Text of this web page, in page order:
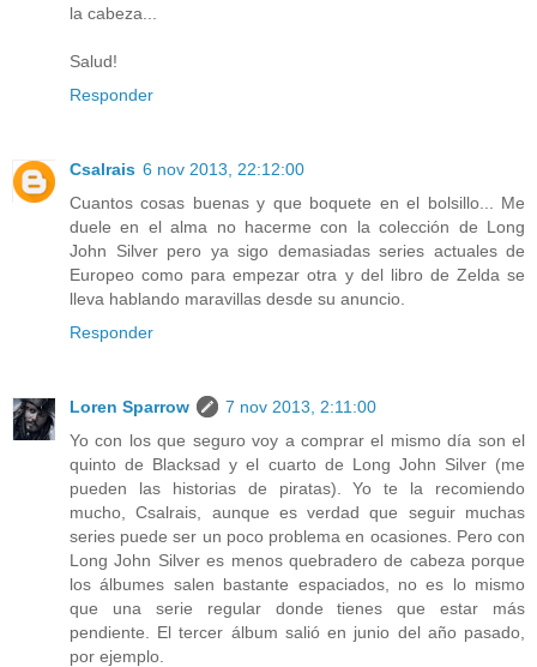
la cabeza...
Salud!
Responder
Csalrais 6 nov 2013, 22:12:00
Cuantos cosas buenas y que boquete en el bolsillo... Me
duele en el alma no hacerme con la colección de Long
John Silver pero ya sigo demasiadas series actuales de
Europeo como para empezar otra y del libro de Zelda se
lleva hablando maravillas desde su anuncio.
Responder
Loren Sparrow
7 nov 2013, 2:11:00
Yo con los que seguro voy a comprar el mismo día son el
quinto de Blacksad y el cuarto de Long John Silver (me
pueden las historias de piratas). Yo te la recomiendo
mucho, Csalrais, aunque es verdad que seguir muchas
series puede ser un poco problema en ocasiones. Pero con
Long John Silver es menos quebradero de cabeza porque
los álbumes salen bastante espaciados, no es lo mismo
que una serie regular donde tienes que estar más
pendiente. El tercer álbum salió en junio del año pasado,
por ejemplo.